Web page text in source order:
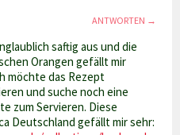
ANTWORTEN
saftig aus und die
Orangen gefällt mir
möchte das Rezept
und suche noch eine
zum Servieren. Diese
Deutschland gefällt mir sehr: